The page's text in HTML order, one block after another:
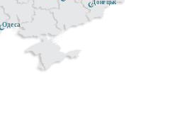
Донецьк
Одеса